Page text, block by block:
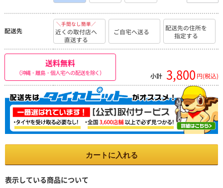
配送先
＼手間なし簡単／
近くの取付店へ
直送する
ご自宅へ送る
配送先の住所を
指定する
送料無料
（沖縄・離島・個人宅への配送を除く） 小計 3,800 円(税込)
カートに入れる
表示している商品について